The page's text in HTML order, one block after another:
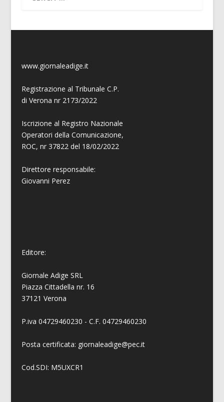
www.giornaleadige.it
Registrazione al Tribunale C.P.
di Verona nr 2173/2022
Iscrizione al Registro Nazionale
Operatori della Comunicazione,
ROC, nr 37822 del 18/02/2022
Direttore responsabile:
Giovanni Perez
Editore:
Giornale Adige SRL
Piazza Cittadella nr. 16
37121 Verona
P.iva 04729460230 - C.F. 04729460230
Posta certificata: giornaleadige@pec.it
Cod.SDI: M5UXCR1